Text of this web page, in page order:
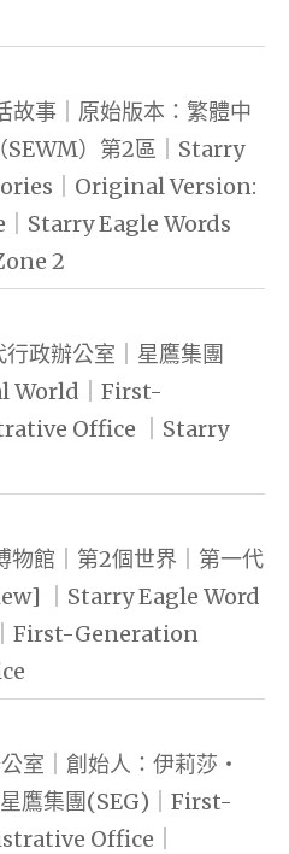
故事｜原始版本：繁體中
SEWM）第2區｜Starry
｜Original Version:
Starry Eagle Words
2
政辦公室｜星鷹集團
World｜First-
Office ｜Starry
物館｜第2個世界｜第一代
｜Starry Eagle Word
First-Generation
室｜創始人：伊莉莎・
鷹集團(SEG)｜First-
Office｜